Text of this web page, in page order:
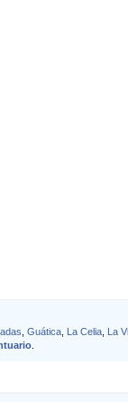
Guática La Celia La